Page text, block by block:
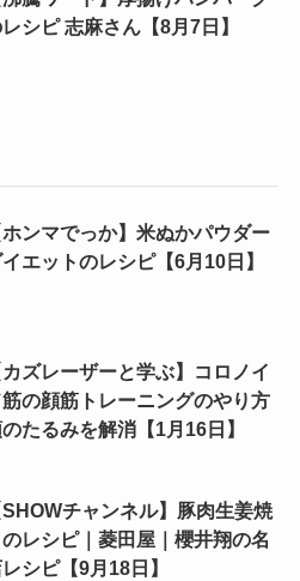
シピ 志麻さん【8月7日】
ホンマでっか】米ぬかパウダー
エットのレシピ【6月10日】
カズレーザーと学ぶ】コロノイ
筋の顔筋トレーニングのやり方
たるみを解消【1月16日】
SHOWチャンネル】豚肉生姜焼
のレシピ｜菱田屋｜櫻井翔の名
シピ【9月18日】